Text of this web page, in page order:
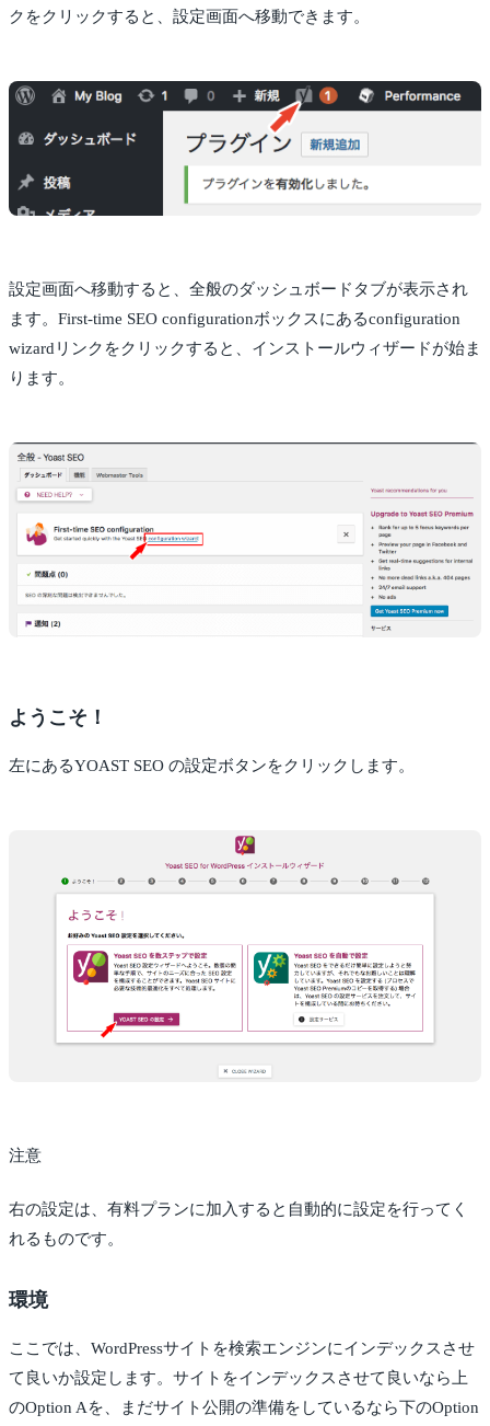
クをクリックすると、設定画面へ移動できます。
設定画面へ移動すると、全般のダッシュボードタブが表示され
ます。First-time SEO configurationボックスにあるconfiguration
wizardリンクをクリックすると、インストールウィザードが始ま
ります。
ようこそ！
左にあるYOAST SEO の設定ボタンをクリックします。
注意
右の設定は、有料プランに加入すると自動的に設定を行ってく
れるものです。
環境
ここでは、WordPressサイトを検索エンジンにインデックスさせ
て良いか設定します。サイトをインデックスさせて良いなら上
のOption Aを、まだサイト公開の準備をしているなら下のOption